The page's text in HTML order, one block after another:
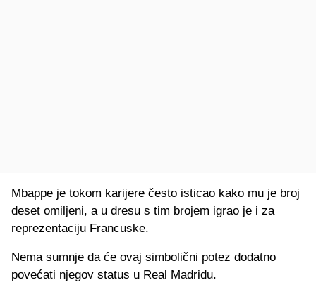
Mbappe je tokom karijere često isticao kako mu je broj
deset omiljeni, a u dresu s tim brojem igrao je i za
reprezentaciju Francuske.
Nema sumnje da će ovaj simbolični potez dodatno
povećati njegov status u Real Madridu.